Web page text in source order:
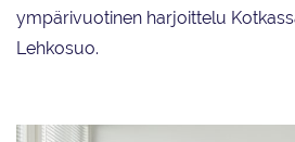
ympärivuotinen harjoittelu
Lehkosuo.